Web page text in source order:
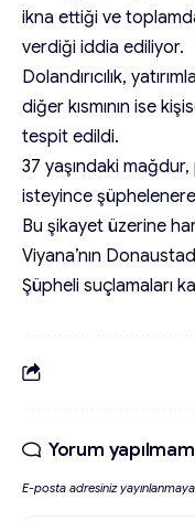
ikna ettiği ve
verdiği iddia ediliyor.
Dolandırıcılık,
diğer kısmının ise
tespit edildi.
37 yaşındaki mağdur,
isteyince
Bu şikayet üzerine
Viyana’nın
Şüpheli suçlamaları
Yorum
E-posta adresiniz